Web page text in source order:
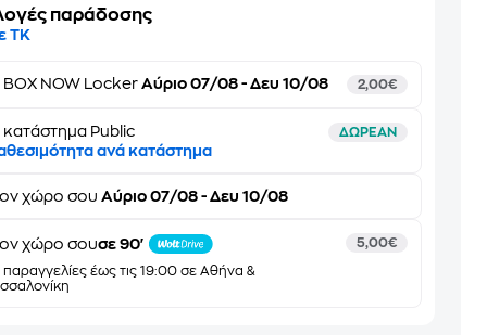
παράδοσης
ΤΚ
BOX NOW Locker Αύριο 07/08 - Δευ 10/08 2,00€
κατάστημα Public ΔΩΡΕΑΝ
ανά κατάστημα
χώρο σου Αύριο 07/08 - Δευ 10/08
χώρο σουσε 90'
παραγγελίες έως τις 19:00 σε Αθήνα &
5,00€